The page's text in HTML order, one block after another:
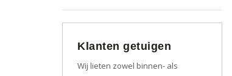
Klanten getuigen
Wij lieten zowel binnen- als